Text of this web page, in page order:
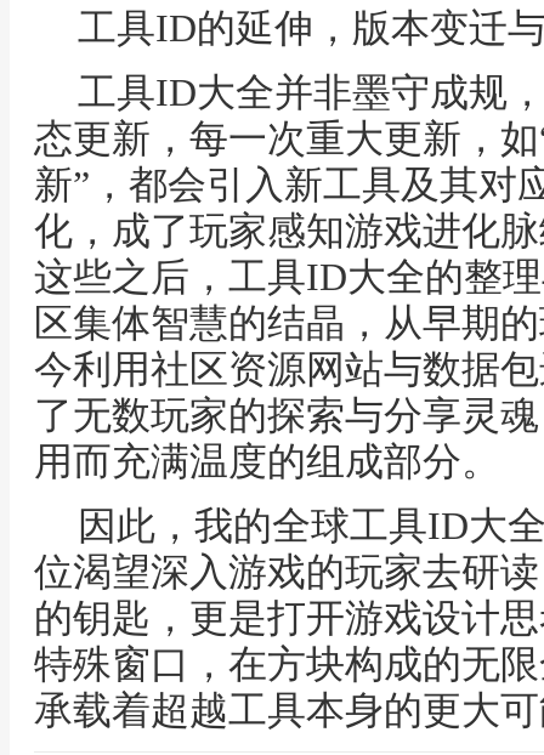
工具ID的延伸，版本变迁
工具ID大全并非墨守成规
态更新，每一次重大更新，
新”，都会引入新工具及其对
化，成了玩家感知游戏进化
这些之后，工具ID大全的整
区集体智慧的结晶，从早期
今利用社区资源网站与数据
了无数玩家的探索与分享灵
用而充满温度的组成部分。
因此，我的全球工具ID大
位渴望深入游戏的玩家去研
的钥匙，更是打开游戏设计
特殊窗口，在方块构成的无
承载着超越工具本身的更大